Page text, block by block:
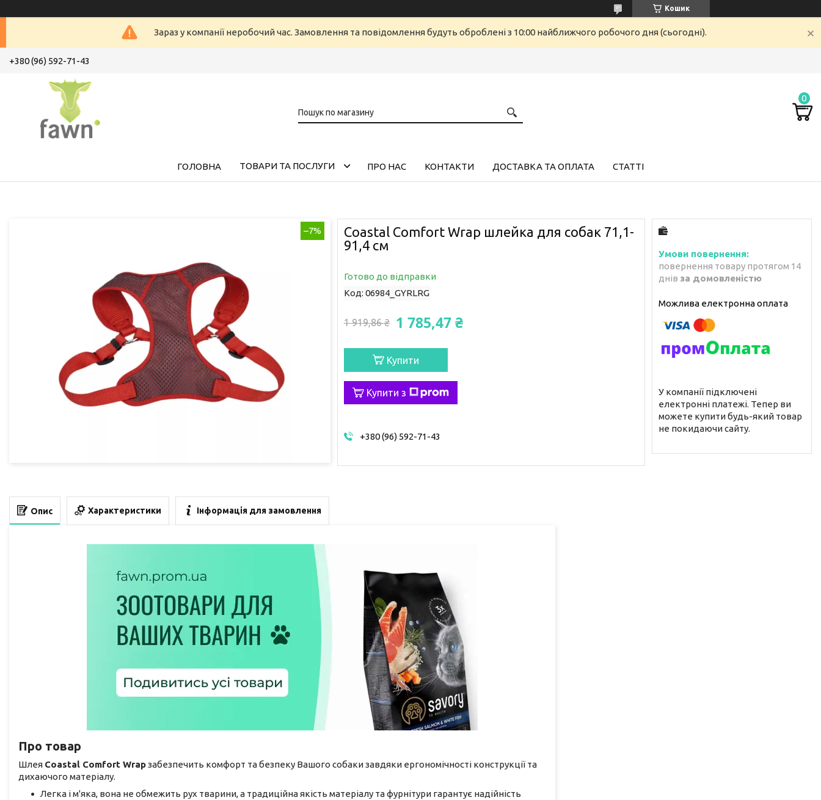
Кошик
Зараз у компанії неробочий час. Замовлення та повідомлення будуть оброблені з 10:00 найближчого робочого дня (сьогодні).
+380 (96) 592-71-43
ГОЛОВНА ТОВАРИ ТА ПОСЛУГИ ПРО НАС КОНТАКТИ ДОСТАВКА ТА ОПЛАТА СТАТТІ
–7%
Coastal Comfort Wrap шлейка для собак 71,1-
91,4 см
Готово до відправки
Код: 06984_GYRLRG
1 919,86 ₴ 1 785,47 ₴
Купити
Купити з
+380 (96) 592-71-43
повернення товару протягом 14
днів за домовленістю
У компанії підключені
електронні платежі. Тепер ви
можете купити будь-який товар
не покидаючи сайту.
Опис Характеристики Інформація для замовлення
Про товар
Шлея Coastal Comfort Wrapзабезпечить комфорт та безпеку Вашого собаки завдяки ергономічності конструкції та
дихаючого матеріалу.
Легка і м'яка, вона не обмежить рух тварини, а традиційна якість матеріалу та фурнітури гарантує надійність